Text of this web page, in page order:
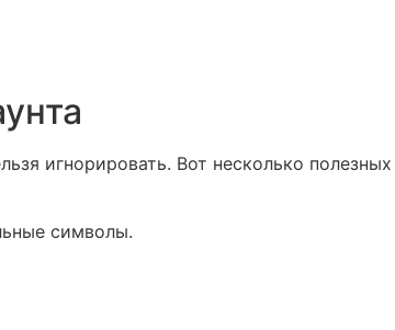
игнорировать. Вот несколько полезных
символы.